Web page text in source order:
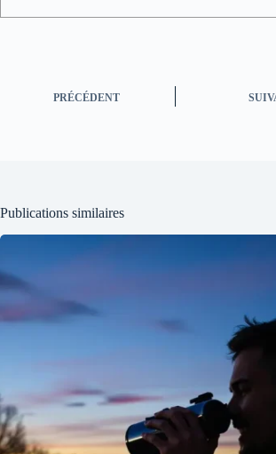
PRÉCÉDENT
Publications similaires